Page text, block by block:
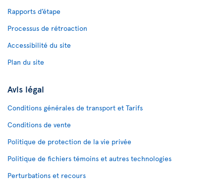
Rapports d’étape
Processus de rétroaction
Accessibilité du site
Plan du site
Avis légal
Conditions générales de transport et Tarifs
Conditions de vente
Politique de protection de la vie privée
Politique de fichiers témoins et autres technologies
Perturbations et recours